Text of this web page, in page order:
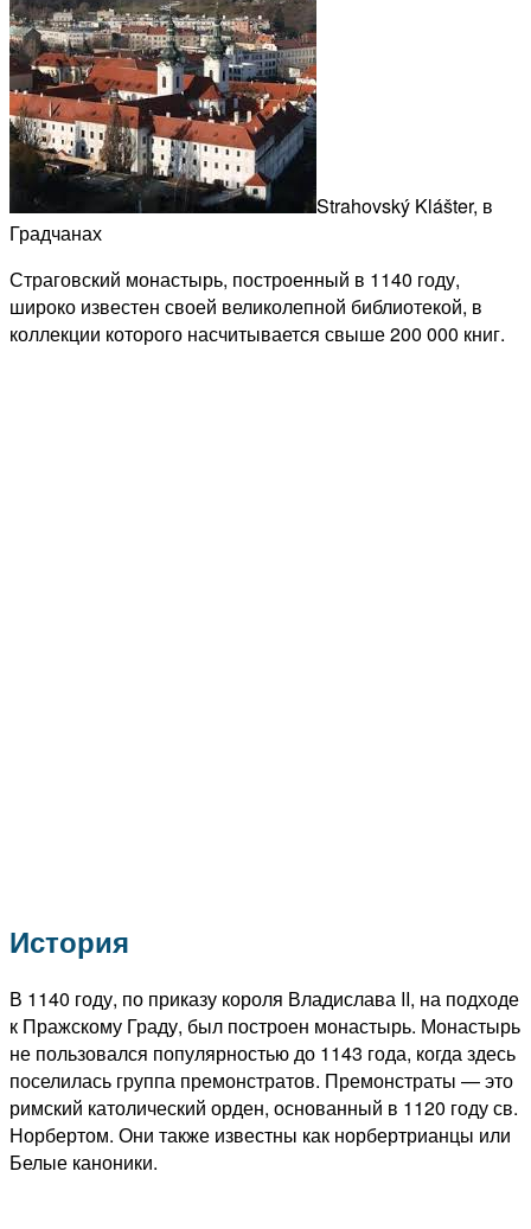
Strahovský Klášter, в
Градчанах
Страговский монастырь, построенный в 1140 году,
широко известен своей великолепной библиотекой, в
коллекции которого насчитывается свыше 200 000 книг.
История
В 1140 году, по приказу короля Владислава II, на подходе
к Пражскому Граду, был построен монастырь. Монастырь
не пользовался популярностью до 1143 года, когда здесь
поселилась группа премонстратов. Премонстраты — это
римский католический орден, основанный в 1120 году св.
Норбертом. Они также известны как норбертрианцы или
Белые каноники.